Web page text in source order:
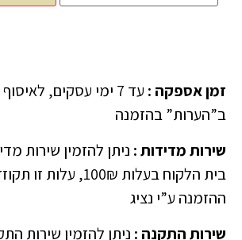
זמן אספקה :
עד 7 ימי עסקים,
ב”הערות” בהזמנה
שירות מדידות: ניתן להזמין שירות
בית הלקוח בעלות 100₪,
ההזמנה ע”י נציג
שירות התקנה : ניתן להזמין שירות